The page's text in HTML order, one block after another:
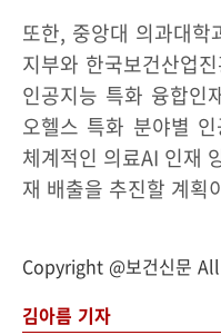
또한, 중앙대 의과대학
지부와 한국보건산업
인공지능 특화 융합인
오헬스 특화 분야별
체계적인 의료AI 인재
재 배출을 추진할 계획
Copyright @보건신문
김아름 기자